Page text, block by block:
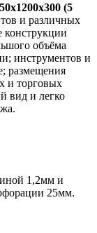
(5
и различных
конструкции
объёма
инструментов и
размещения
и торговых
вид и легко
1,2мм и
25мм.